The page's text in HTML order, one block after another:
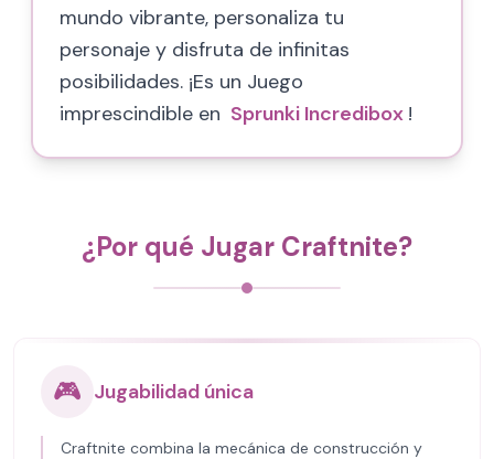
mundo vibrante, personaliza tu
personaje y disfruta de infinitas
posibilidades. ¡Es un Juego
imprescindible en Sprunki Incredibox !
¿Por qué Jugar Craftnite?
🎮 Jugabilidad única
Craftnite combina la mecánica de construcción y